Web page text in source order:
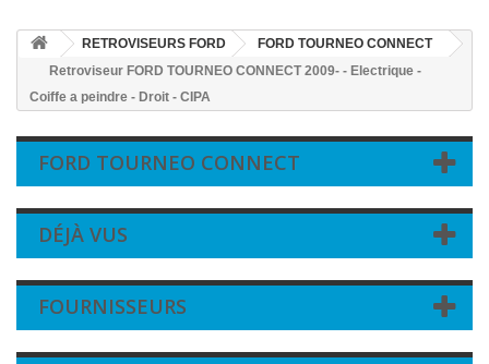
RETROVISEURS FORD
FORD TOURNEO CONNECT
Retroviseur FORD TOURNEO CONNECT 2009- - Electrique -
Coiffe a peindre - Droit - CIPA
FORD TOURNEO CONNECT
DÉJÀ VUS
FOURNISSEURS